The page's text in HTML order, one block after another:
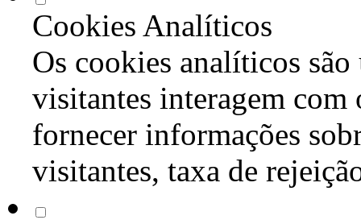
Cookies Analíticos
Os cookies analíticos são
visitantes interagem com
fornecer informações
visitantes, taxa de